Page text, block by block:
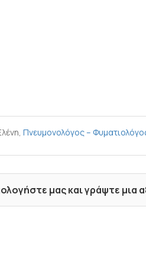
Πνευμονολόγος –
μας και γράψτε μια